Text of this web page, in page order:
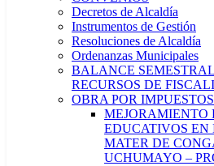
Decretos de Alcaldía
Instrumentos de Gestión
Resoluciones de Alcaldía
Ordenanzas Municipales
BALANCE
RECURSOS DE
OBRA POR IMPUESTOS
MEJORAMIENTO
EDUCATIVOS EN
MATER DE
UCHUMAYO –